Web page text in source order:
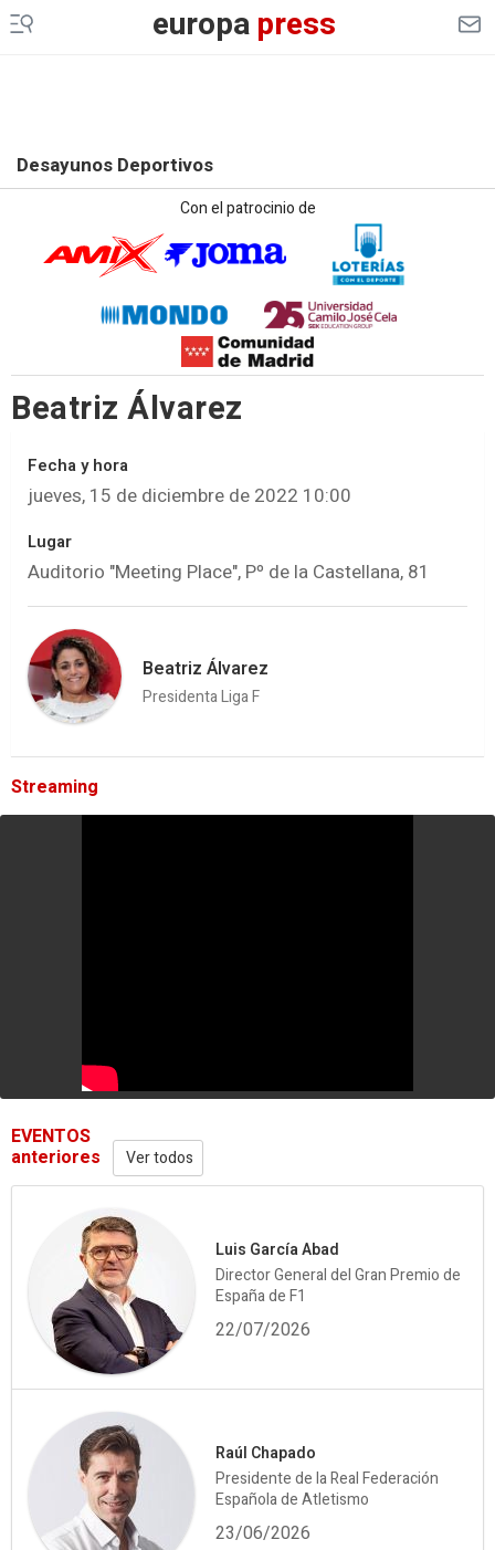
europapress
Desayunos Deportivos
Con el patrocinio de
Beatriz Álvarez
Fecha y hora
jueves, 15 de diciembre de 2022 10:00
Lugar
Auditorio "Meeting Place", Pº de la Castellana, 81
Beatriz Álvarez
Presidenta Liga F
Streaming
EVENTOS
anteriores Ver todos
Luis García Abad
Director General del Gran Premio de
España de F1
22/07/2026
Raúl Chapado
Presidente de la Real Federación
Española de Atletismo
23/06/2026